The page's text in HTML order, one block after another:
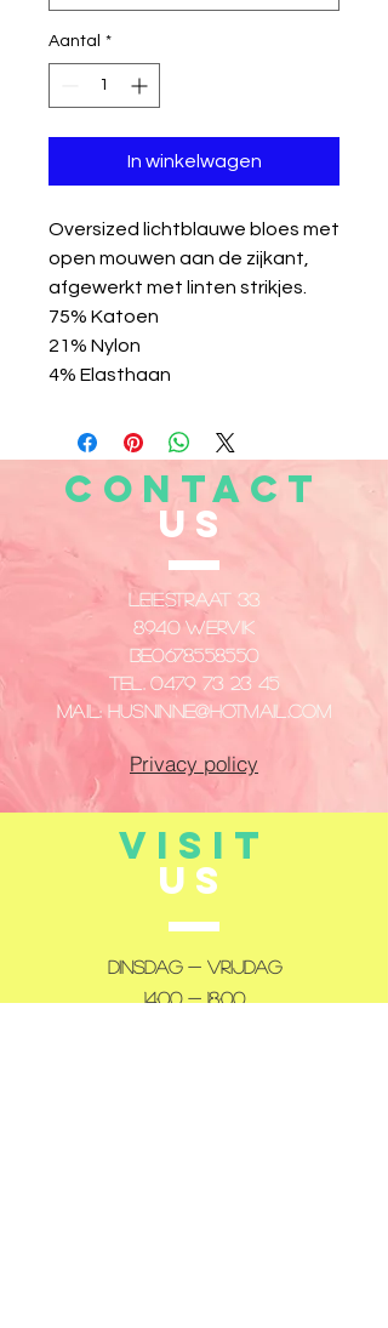
Aantal *
In winkelwagen
Oversized lichtblauwe bloes met
open mouwen aan de zijkant,
afgewerkt met linten strikjes.
75% Katoen
21% Nylon
4% Elasthaan
CONTACT
US
Leiestraat 33
8940 Wervik
​BE0678558550
Tel.0479 73 23 45
Mail: husninne@hotmail.com
Privacy policy
VISIT
US
Dinsdag - Vrijdag
14:00 - 18:00